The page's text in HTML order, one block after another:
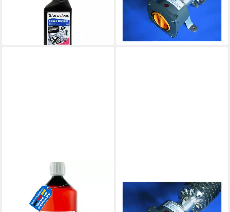
lieferbar - in 5-6 Werktagen bei dir
500
293,83 €
lieferbar - in 3-4 Werktagen bei dir
Bioethanol Kamin-Ethanol,
99,98% Alkohol-Gehalt,
wasserfrei, 1 l, Qualität I Made
Heizstrahler Kraemer&Kraus
Rippenrohrheizofen
230V,1500W,900mm RRH